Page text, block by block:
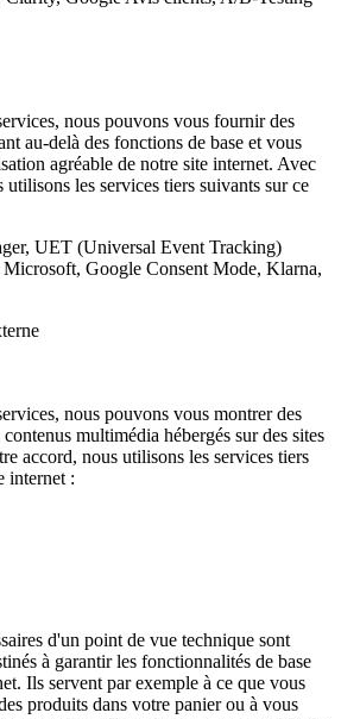
nous pouvons vous fournir des
au-delà des fonctions de base et vous
agréable de notre site internet. Avec
utilisons les services tiers suivants sur ce
UET (Universal Event Tracking)
Google Consent Mode, Klarna,
nous pouvons vous montrer des
multimédia hébergés sur des sites
accord, nous utilisons les services tiers
internet :
d'un point de vue technique sont
à garantir les fonctionnalités de base
Ils servent par exemple à ce que vous
produits dans votre panier ou à vous